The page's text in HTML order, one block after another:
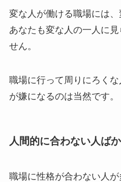
変な人が働ける職場には、
あなたも変な人の一人に
せん。
職場に行って周りにろく
が嫌になるのは当然です。
人間的に合わない人ば
職場に性格が合わない人